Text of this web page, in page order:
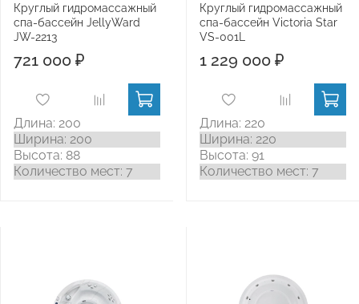
Круглый гидромассажный
спа-бассейн JellyWard
JW-2213
Длина: 200
Ширина: 200
Высота: 88
Количество мест: 7
721 000 ₽
Круглый гидромассажный
спа-бассейн Victoria Star
VS-001L
Длина: 220
Ширина: 220
Высота: 91
Количество мест: 7
1 229 000 ₽